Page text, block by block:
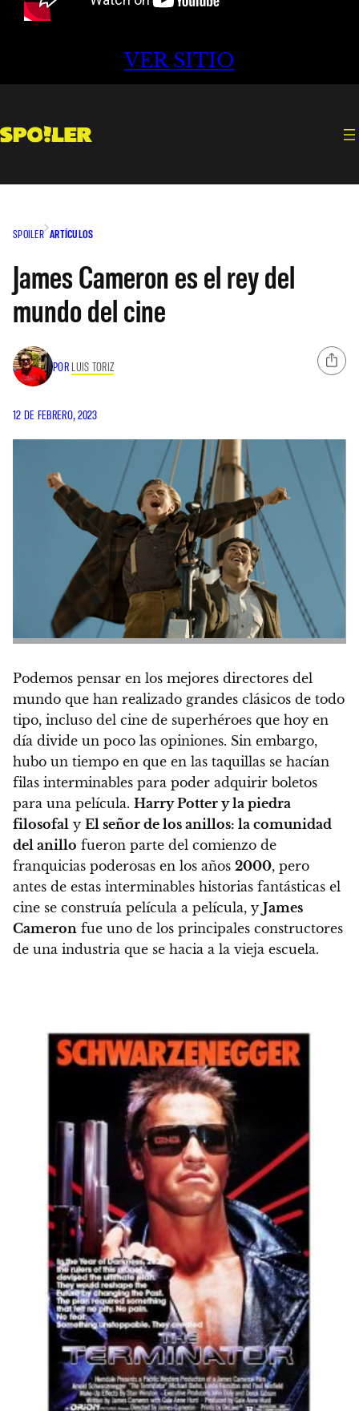
VER SITIO
SPOILER ARTÍCULOS
James Cameron es el rey del
mundo del cine
POR LUIS TORIZ
12 DE FEBRERO, 2023
Podemos pensar en los mejores directores del
mundo que han realizado grandes clásicos de todo
tipo, incluso del cine de superhéroes que hoy en
día divide un poco las opiniones. Sin embargo,
hubo un tiempo en que en las taquillas se hacían
filas interminables para poder adquirir boletos
para una película. Harry Potter y la piedra
filosofal y El señor de los anillos: la comunidad
del anillo fueron parte del comienzo de
franquicias poderosas en los años 2000, pero
antes de estas interminables historias fantásticas el
cine se construía película a película, y James
Cameron fue uno de los principales constructores
de una industria que se hacia a la vieja escuela.